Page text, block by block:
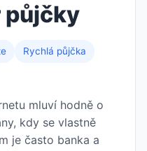
půjčky
Rychlá půjčka
mluví hodně o
kdy se vlastně
je často banka a